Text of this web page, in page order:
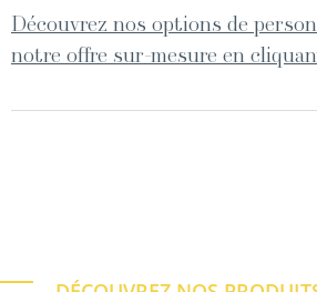
Découvrez nos options de
notre offre sur-mesure en